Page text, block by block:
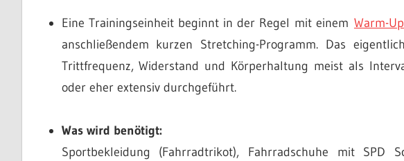
Eine Trainingseinheit beginnt in der Regel mit einem Warm-Up
anschließendem kurzen Stretching-Programm. Das
Trittfrequenz, Widerstand und Körperhaltung meist als
oder eher extensiv durchgeführt.
Was wird benötigt:
Sportbekleidung (Fahrradtrikot), Fahrradschuhe mit SPD